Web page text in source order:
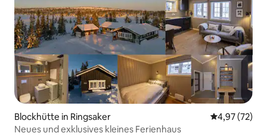
Blockhütte in Ringsaker
4,97 (72)
Neues und exklusives kleines Ferienhaus